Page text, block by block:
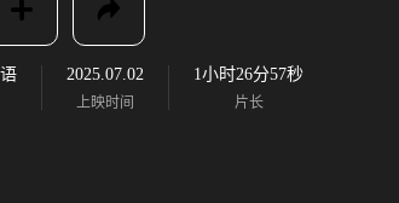
2025.07.02
上映时间
1小时26分57秒
片长